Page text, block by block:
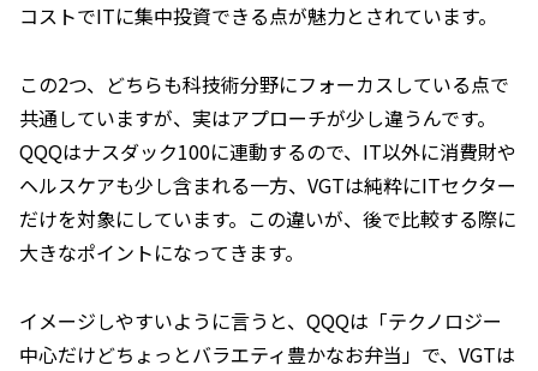
コストでITに集中投資できる点が魅力とされています。
この2つ、どちらも科技術分野にフォーカスしている点で
共通していますが、実はアプローチが少し違うんです。
QQQはナスダック100に連動するので、IT以外に消費財や
ヘルスケアも少し含まれる一方、VGTは純粋にITセクター
だけを対象にしています。この違いが、後で比較する際に
大きなポイントになってきます。
イメージしやすいように言うと、QQQは「テクノロジー
中心だけどちょっとバラエティ豊かなお弁当」で、VGTは